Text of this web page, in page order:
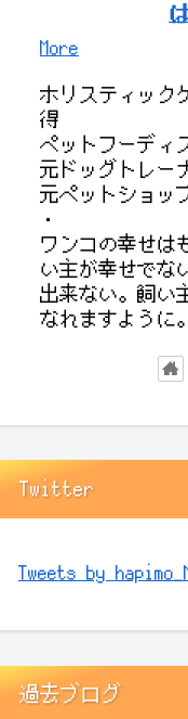
More
ホリスティック
得
ペットフーディ
元ドッグトレー
元ペットショッ
・
ワンコの幸せは
い主が幸せでな
出来ない。飼い
なれますように。
Twitter
Tweets by
過去ブログ